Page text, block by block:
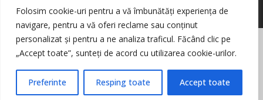
Folosim cookie-uri pentru a vă îmbunătăți experiența de
navigare, pentru a vă oferi reclame sau conținut
personalizat și pentru a ne analiza traficul. Făcând clic pe
„Accept toate”, sunteți de acord cu utilizarea cookie-urilor.
Preferinte Resping toate Accept toate
© Reporter pur si simplu
Politica de cookie-
uri
Nota de informare cu privire la prelucrarea de date personale
Log in